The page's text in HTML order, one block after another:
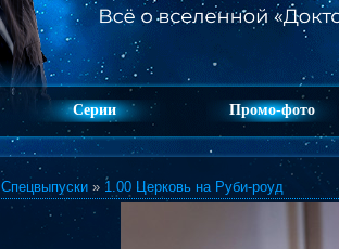
Серии Промо-фото
Спецвыпуски » 1.00 Церковь на Руби-роуд